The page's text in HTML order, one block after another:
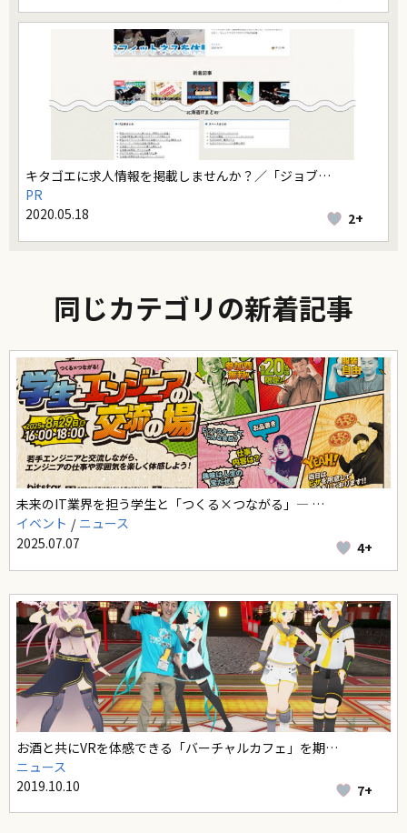
キタゴエに求人情報を掲載しませんか？／「ジョブ…
PR
2020.05.18
2+
同じカテゴリの新着記事
未来のIT業界を担う学生と「つくる×つながる」― …
イベント
ニュース
2025.07.07
4+
お酒と共にVRを体感できる「バーチャルカフェ」を期…
ニュース
2019.10.10
7+